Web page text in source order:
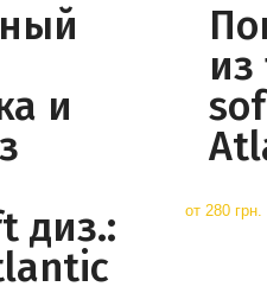
и
диз.:
от 280 грн.